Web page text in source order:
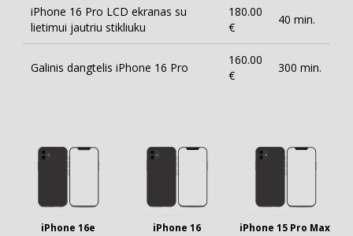
iPhone 16 Pro LCD ekranas su
lietimui jautriu stikliuku
180.00
€
40 min.
Galinis dangtelis iPhone 16 Pro
160.00
€
300 min.
iPhone 16e iPhone 16 iPhone 15 Pro Max